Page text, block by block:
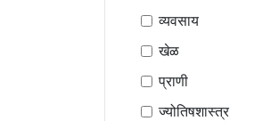
व्यवसाय
खेळ
प्राणी
ज्योतिषशास्त्र